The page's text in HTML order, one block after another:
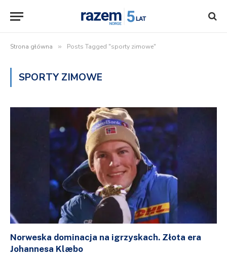
Strona główna » Posts Tagged "sporty zimowe"
SPORTY ZIMOWE
Norweska dominacja na igrzyskach. Złota era
Johannesa Klæbo